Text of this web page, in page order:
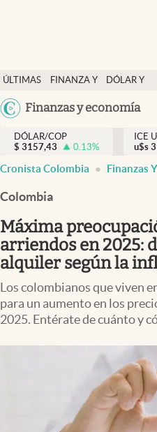
ÚLTIMAS
NOTICIAS
FINANZA Y
DÓLAR Y
Finanzas y economía
Salud y nutrición
Vida espiritual
Actualidad
Colombia
DÓLAR/COP
$ 3157,43 0.13%
ICE
u$s
Cronista Colombia Finanzas
Colombia
Máxima
arriendos en 2025:
alquiler según la
Los colombianos que viven
para un aumento en los
2025. Entérate de cuánto y